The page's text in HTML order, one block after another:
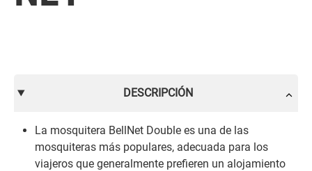
DESCRIPCIÓN
La mosquitera BellNet Double es una de las
mosquiteras más populares, adecuada para los
viajeros que generalmente prefieren un alojamiento